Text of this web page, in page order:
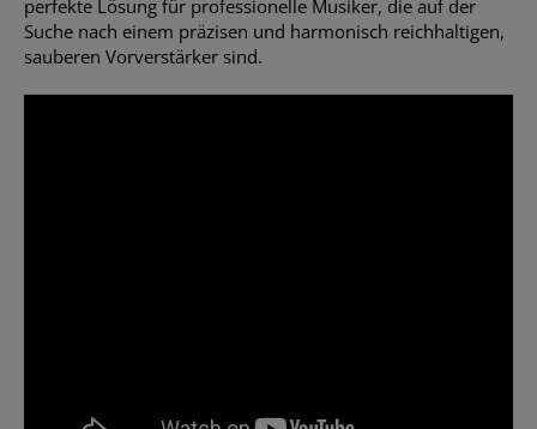
perfekte Lösung für professionelle Musiker, die auf der
Suche nach einem präzisen und harmonisch reichhaltigen,
sauberen Vorverstärker sind.